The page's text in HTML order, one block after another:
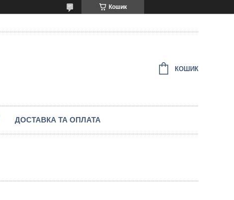
Кошик
КОШИК
ДОСТАВКА ТА ОПЛАТА